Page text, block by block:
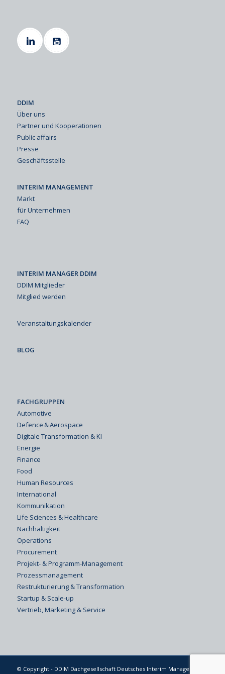
DDIM
Über uns
Partner und Kooperationen
Public affairs
Presse
Geschäftsstelle
INTERIM MANAGEMENT
Markt
für Unternehmen
FAQ
INTERIM MANAGER DDIM
DDIM Mitglieder
Mitglied werden
Veranstaltungskalender
BLOG
FACHGRUPPEN
Automotive
Defence & Aerospace
Digitale Transformation & KI
Energie
Finance
Food
Human Resources
International
Kommunikation
Life Sciences & Healthcare
Nachhaltigkeit
Operations
Procurement
Projekt- & Programm-Management
Prozessmanagement
Restrukturierung & Transformation
Startup & Scale-up
Vertrieb, Marketing & Service
© Copyright - DDIM Dachgesellschaft Deutsches Interim Management